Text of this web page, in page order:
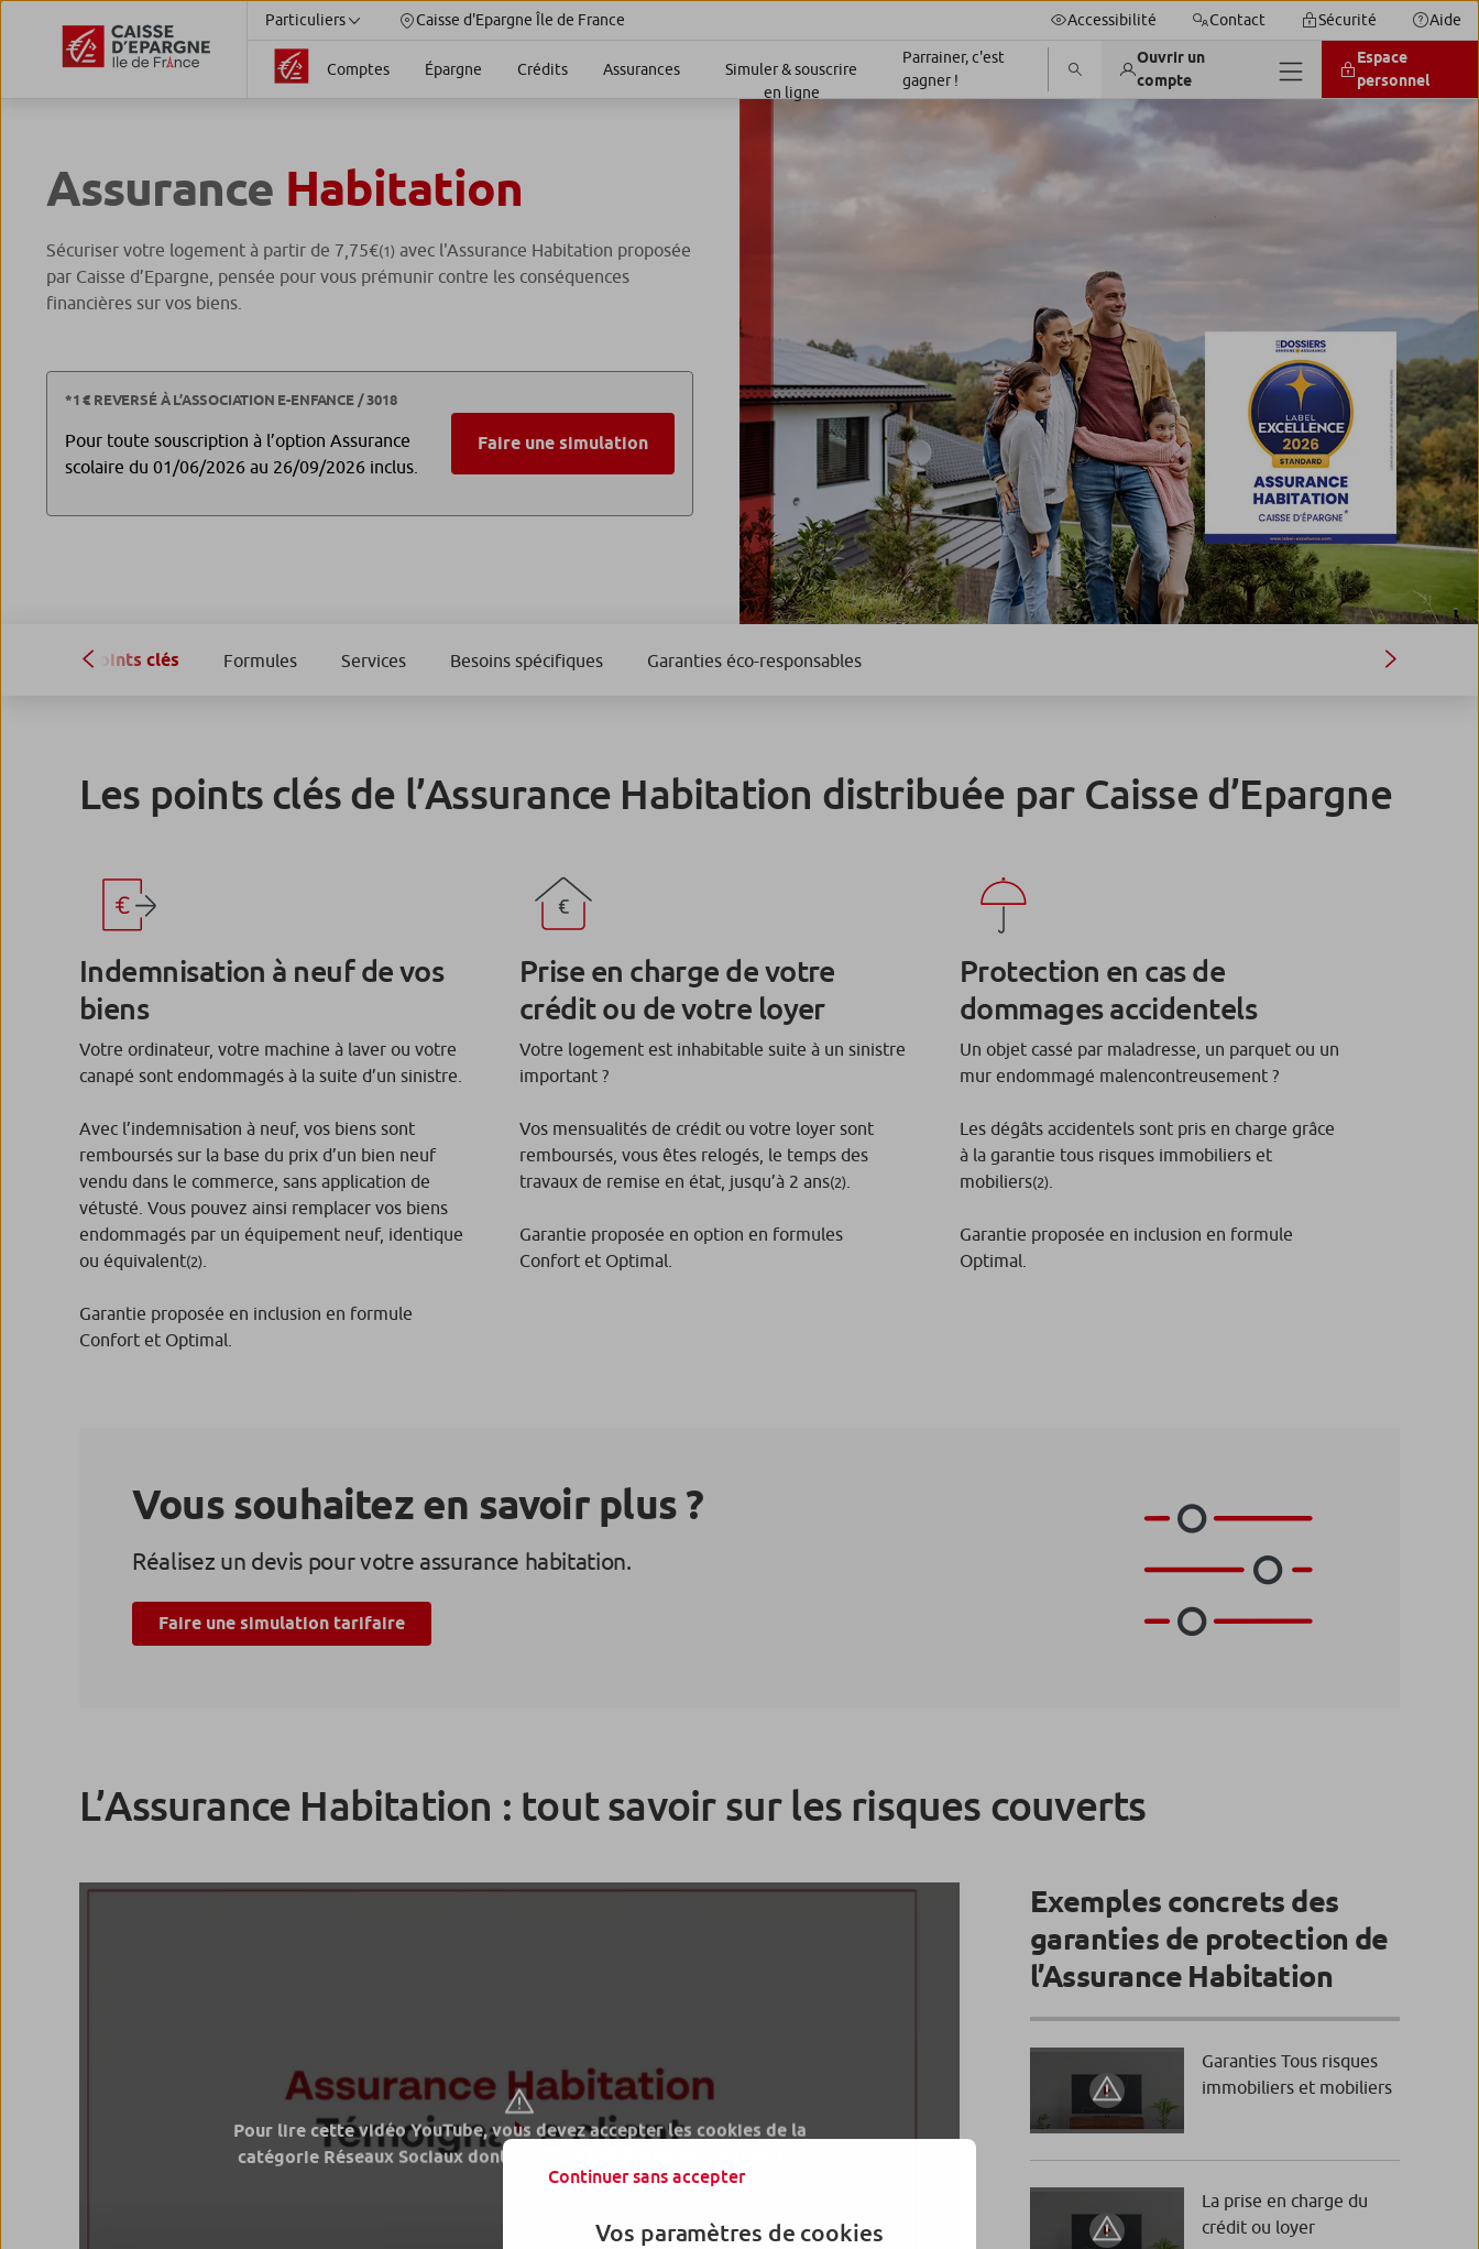
Particuliers Caisse d'Epargne Île de France Accessibilité Contact Sécurité Aide
Comptes Épargne Crédits Assurances
Simuler & souscrire
en ligne
Parrainer, c'est
gagner !
Ouvrir un
compte
Espace
personnel
Assurance Habitation
Sécuriser votre logement à partir de 7,75€(1) avec l'Assurance Habitation proposée
par Caisse d’Epargne, pensée pour vous prémunir contre les conséquences
financières sur vos biens.
*1 € REVERSÉ À L’ASSOCIATION E-ENFANCE / 3018
Pour toute souscription à l’option Assurance
scolaire du 01/06/2026 au 26/09/2026 inclus.
Faire une simulation
Points clés Formules Services Besoins spécifiques Garanties éco-responsables
Les points clés de l’Assurance Habitation distribuée par Caisse d’Epargne
Indemnisation à neuf de vos
biens
Votre ordinateur, votre machine à laver ou votre
canapé sont endommagés à la suite d’un sinistre.
Avec l’indemnisation à neuf, vos biens sont
remboursés sur la base du prix d’un bien neuf
vendu dans le commerce, sans application de
vétusté. Vous pouvez ainsi remplacer vos biens
endommagés par un équipement neuf, identique
ou équivalent(2)
Garantie proposée en inclusion en formule
Confort et Optimal.
Prise en charge de votre
crédit ou de votre loyer
Votre logement est inhabitable suite à un sinistre
important ?
Vos mensualités de crédit ou votre loyer sont
remboursés, vous êtes relogés, le temps des
travaux de remise en état, jusqu’à 2 ans(2)
Garantie proposée en option en formules
Confort et Optimal.
Protection en cas de
dommages accidentels
Un objet cassé par maladresse, un parquet ou un
mur endommagé malencontreusement ?
Les dégâts accidentels sont pris en charge grâce
à la garantie tous risques immobiliers et
mobiliers(2)
Garantie proposée en inclusion en formule
Optimal.
Vous souhaitez en savoir plus ?
Réalisez un devis pour votre assurance habitation.
Faire une simulation tarifaire
L’Assurance Habitation : tout savoir sur les risques couverts
Pour lire cette vidéo YouTube, vous devez accepter les cookies de la
catégorie Réseaux Sociaux dont YouTube fait partie en
Exemples concrets des
garanties de protection de
l’Assurance Habitation
Garanties Tous risques
immobiliers et mobiliers
La prise en charge du
crédit ou loyer
Continuer sans accepter
Vos paramètres de cookies